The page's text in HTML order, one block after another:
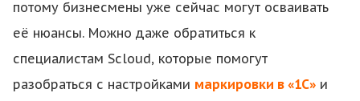
потому бизнесмены уже сейчас могут осваивать
её нюансы. Можно даже обратиться к
специалистам Scloud, которые помогут
разобраться с настройками маркировки в «1С» и